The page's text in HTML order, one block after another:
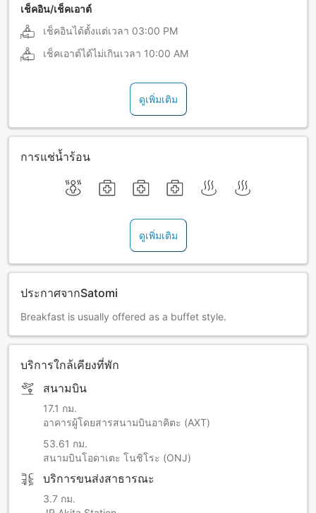
เช็คอิน/เช็คเอาต์
เช็คอินได้ตั้งแต่เวลา 03:00 PM
เช็คเอาต์ได้ไม่เกินเวลา 10:00 AM
ดูเพิ่มเติม
การแช่น้ำร้อน
ดูเพิ่มเติม
ประกาศจากSatomi
Breakfast is usually offered as a buffet style.
บริการใกล้เคียงที่พัก
สนามบิน
17.1 กม.
อาคารผู้โดยสารสนามบินอาคิตะ (AXT)
53.61 กม.
สนามบินโอดาเตะ โนชิโระ (ONJ)
บริการขนส่งสาธารณะ
3.7 กม.